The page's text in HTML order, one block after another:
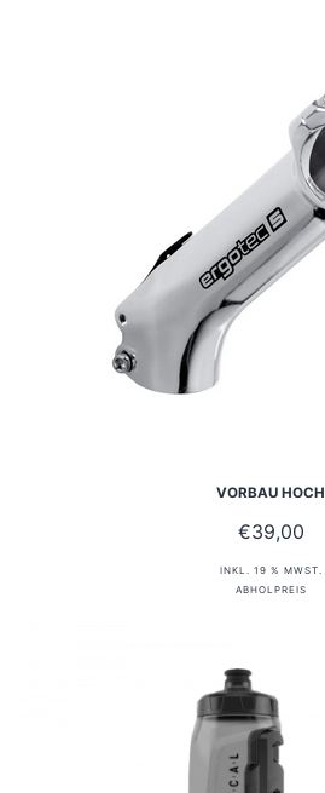
VORBAU HOCH
€39,00
INKL. 19 % MWST.
ABHOLPREIS